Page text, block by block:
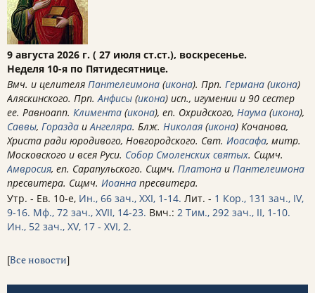
9 августа 2026 г. ( 27 июля ст.ст.), воскресенье.
Неделя 10-я по Пятидесятнице.
Вмч. и целителя Пантелеимона (икона). Прп. Германа (икона)
Аляскинского. Прп.Анфисы (икона) исп., игумении и 90 сестер
ее. Равноапп. Климента (икона), еп. Охридского, Наума (икона),
Саввы, Горазда иАнгеляра. Блж. Николая (икона) Кочанова,
Христа ради юродивого, Новгородского. Свт. Иоасафа, митр.
Московского и всея Руси. Собор Смоленских святых. Сщмч.
Амвросия, еп. Сарапульского. Сщмч. Платона и Пантелеимона
пресвитера. Сщмч. Иоанна пресвитера.
Утр. - Ев. 10-е, Ин., 66 зач., XXI, 1-14. Лит. - 1 Кор., 131 зач., IV,
9-16. Мф., 72 зач., XVII, 14-23. Вмч.: 2 Тим., 292 зач., II, 1-10.
Ин., 52 зач., XV, 17 - XVI, 2.
[Все новости]